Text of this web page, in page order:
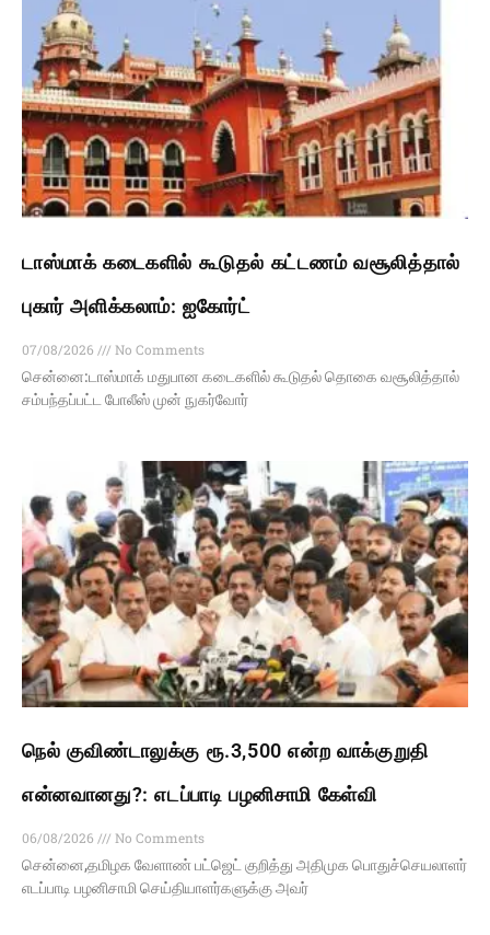
டாஸ்மாக் கடைகளில் கூடுதல் கட்டணம் வசூலித்தால்
புகார் அளிக்கலாம்: ஐகோர்ட்
07/08/2026
No Comments
சென்னை:டாஸ்மாக் மதுபான கடைகளில் கூடுதல் தொகை வசூலித்தால்
சம்பந்தப்பட்ட போலீஸ் முன் நுகர்வோர்
நெல் குவிண்டாலுக்கு ரூ.3,500 என்ற வாக்குறுதி
என்னவானது?: எடப்பாடி பழனிசாமி கேள்வி
06/08/2026
No Comments
சென்னை,தமிழக வேளாண் பட்ஜெட் குறித்து அதிமுக பொதுச்செயலாளர்
எடப்பாடி பழனிசாமி செய்தியாளர்களுக்கு அவர்